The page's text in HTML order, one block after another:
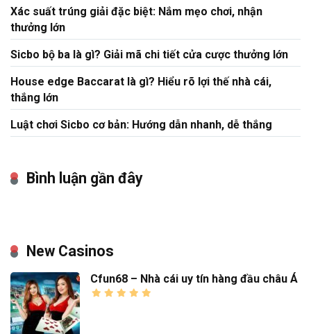
Xác suất trúng giải đặc biệt: Nắm mẹo chơi, nhận
thưởng lớn
Sicbo bộ ba là gì? Giải mã chi tiết cửa cược thưởng lớn
House edge Baccarat là gì? Hiểu rõ lợi thế nhà cái,
thắng lớn
Luật chơi Sicbo cơ bản: Hướng dẫn nhanh, dễ thắng
Bình luận gần đây
New Casinos
Cfun68 – Nhà cái uy tín hàng đầu châu Á